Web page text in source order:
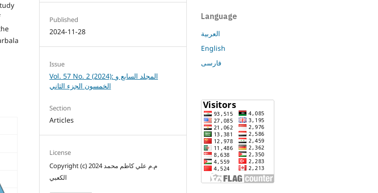
Published
2024-11-28
Issue
Vol. 57 No. 2 (2024): المجلد السابع و
الخمسون الجزء الثاني
Section
Articles
License
Copyright (c) 2024 م.م علي كاظم محمد
الكعبي
Language
العربية
English
فارسی